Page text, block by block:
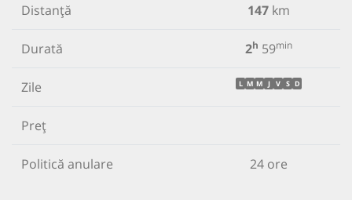
Distanță 147 km
Durată 2h 59min
Zile L M M J V S D
Preț
Politică anulare 24 ore